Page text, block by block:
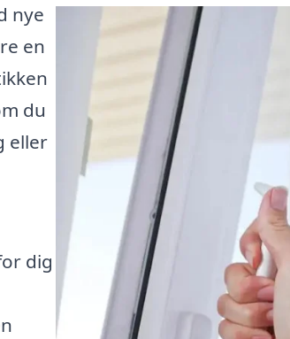
nye
en
du
eller
dig